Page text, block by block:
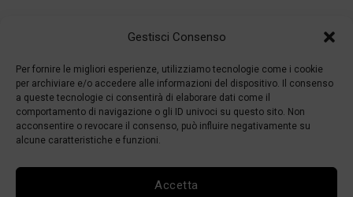
Gestisci Consenso
Per fornire le migliori esperienze, utilizziamo tecnologie come i cookie
per archiviare e/o accedere alle informazioni del dispositivo. Il consenso
a queste tecnologie ci consentirà di elaborare dati come il
comportamento di navigazione o gli ID univoci su questo sito. Non
acconsentire o revocare il consenso, può influire negativamente su
alcune caratteristiche e funzioni.
Accetta